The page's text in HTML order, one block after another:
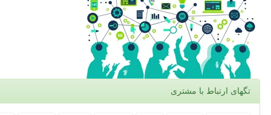
تگهای ارتباط با مشتری